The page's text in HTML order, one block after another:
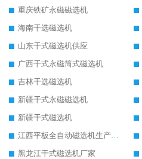
重庆铁矿永磁磁选机
海南干选磁选机
山东干式磁选机供应
广西干式永磁筒式磁选机
吉林干选磁选机
新疆干式永磁磁选机
新疆干式磁选机
江西平板全自动磁选机生产厂家
黑龙江干式磁选机厂家